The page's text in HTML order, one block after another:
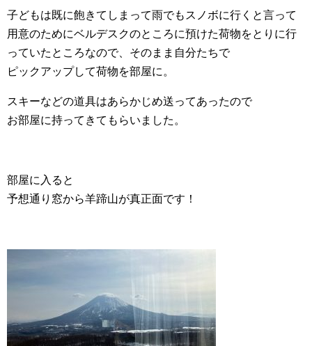
子どもは既に飽きてしまって雨でもスノボに行くと言って
用意のためにベルデスクのところに預けた荷物をとりに行
っていたところなので、そのまま自分たちで
ピックアップして荷物を部屋に。
スキーなどの道具はあらかじめ送ってあったので
お部屋に持ってきてもらいました。
部屋に入ると
予想通り窓から羊蹄山が真正面です！